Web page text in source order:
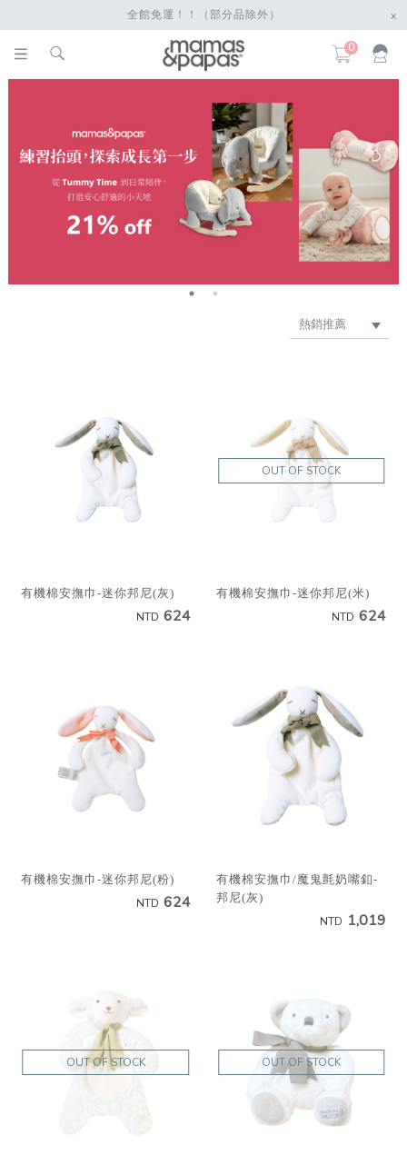
全館免運！！（部分品除外） x
0
最新上架
熱銷推薦
價格低 → 高
價格高 → 低
有機棉安撫巾-迷你邦尼(灰)
NTD 624
OUT OF STOCK
有機棉安撫巾-迷你邦尼(米)
NTD 624
有機棉安撫巾-迷你邦尼(粉)
NTD 624
有機棉安撫巾/魔鬼氈奶嘴釦-
邦尼(灰)
NTD 1,019
OUT OF STOCK OUT OF STOCK